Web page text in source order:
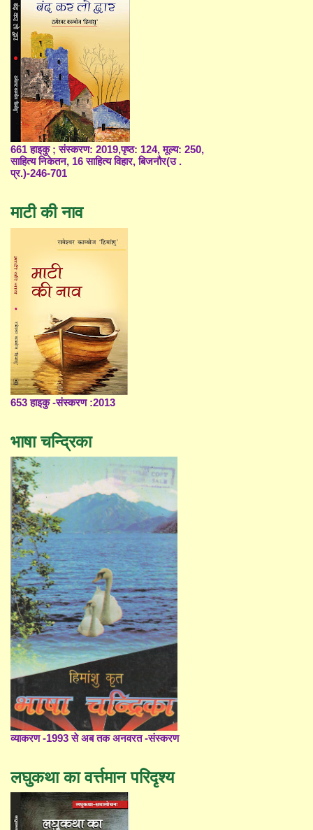
661 हाइकु ; संस्करण: 2019,पृष्ठ: 124, मूल्य: 250,
साहित्य निकेतन, 16 साहित्य विहार, बिजनौर(उ .
प्र.)-246-701
माटी की नाव
653 हाइकु -संस्करण :2013
भाषा चन्द्रिका
व्याकरण -1993 से अब तक अनवरत -संस्करण
लघुकथा का वर्त्तमान परिदृश्य